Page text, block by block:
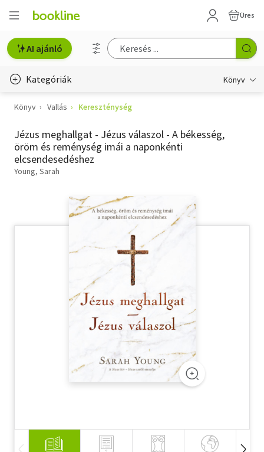
Üres
AI ajánló
Kategóriák Könyv
Életmód, egészség
Erotika
Gyermek- és ifjúsági
Tankönyv, segédkönyv
Természettudomány
Könyv Vallás Kereszténység
Jézus meghallgat - Jézus válaszol - A békesség,
öröm és reménység imái a naponkénti
elcsendesedéshez
Young, Sarah